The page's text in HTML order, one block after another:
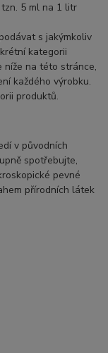
5 ml na 1 litr
s jakýmkoliv
kategorii
níže na této stránce,
každého výrobku.
produktů.
v původních
spotřebujte,
pevné
přírodních látek